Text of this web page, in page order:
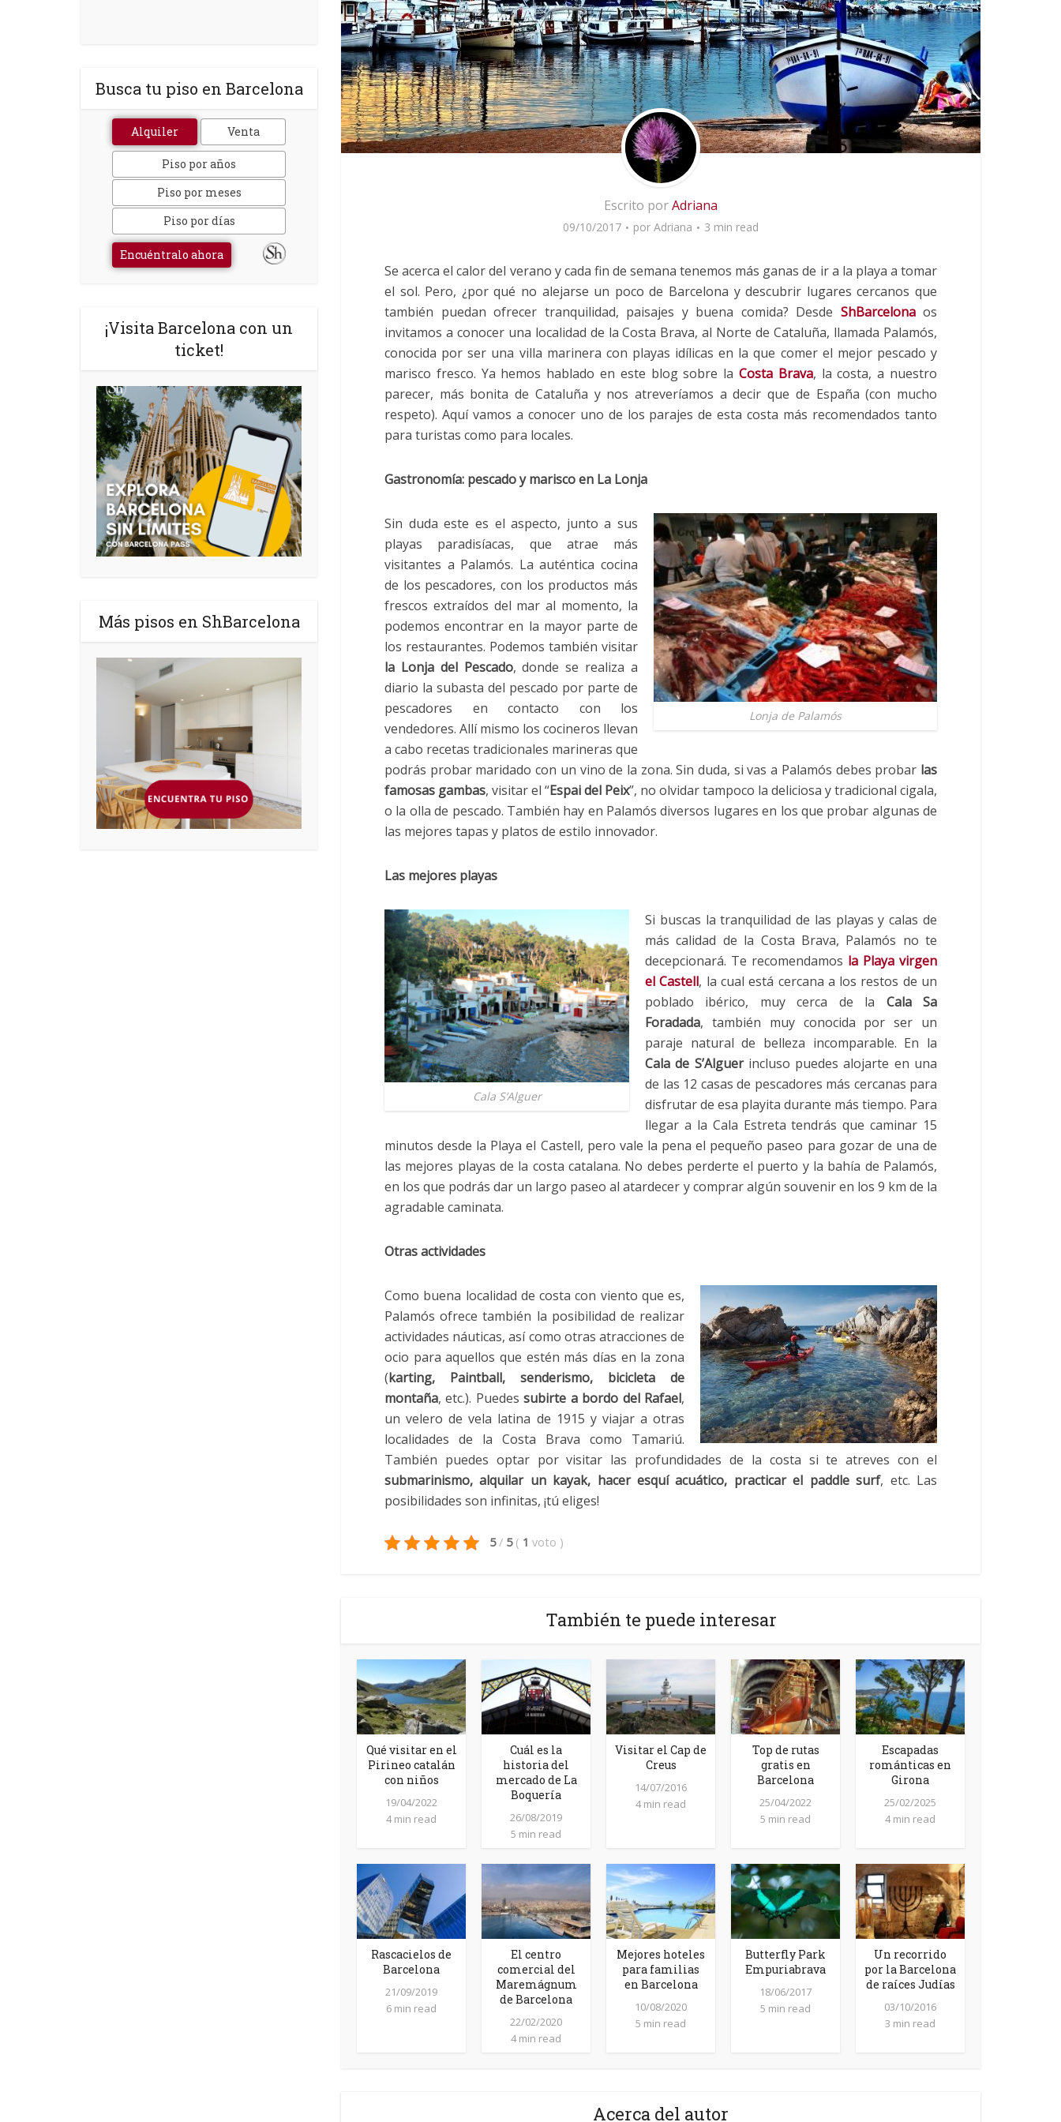
Busca tu piso en Barcelona
Alquiler Venta
Piso por años
Piso por meses
Piso por días
Encuéntralo ahora
¡Visita Barcelona con un
ticket!
Más pisos en ShBarcelona
Escrito porAdriana
09/10/2017 por Adriana 3 min read
Se acerca el calor del verano y cada fin de semana tenemos más ganas de ir a la playa a tomar
el sol. Pero, ¿por qué no alejarse un poco de Barcelona y descubrir lugares cercanos que
también puedan ofrecer tranquilidad, paisajes y buena comida? Desde ShBarcelonaos
invitamos a conocer una localidad de la Costa Brava, al Norte de Cataluña, llamada Palamós,
conocida por ser una villa marinera con playas idílicas en la que comer el mejor pescado y
marisco fresco. Ya hemos hablado en este blog sobre la Costa Brava, la costa, a nuestro
parecer, más bonita de Cataluña y nos atreveríamos a decir que de España (con mucho
respeto). Aquí vamos a conocer uno de los parajes de esta costa más recomendados tanto
para turistas como para locales.
Gastronomía: pescado y marisco en La Lonja
Lonja de Palamós
Sin duda este es el aspecto, junto a sus
playas paradisíacas, que atrae más
visitantes a Palamós. La auténtica cocina
de los pescadores, con los productos más
frescos extraídos del mar al momento, la
podemos encontrar en la mayor parte de
los restaurantes. Podemos también visitar
la Lonja del Pescado, donde se realiza a
diario la subasta del pescado por parte de
pescadores en contacto con los
vendedores. Allí mismo los cocineros llevan
a cabo recetas tradicionales marineras que
podrás probar maridado con un vino de la zona. Sin duda, si vas a Palamós debes probar las
famosas gambas, visitar el “Espai del Peix”, no olvidar tampoco la deliciosa y tradicional cigala,
o la olla de pescado. También hay en Palamós diversos lugares en los que probar algunas de
las mejores tapas y platos de estilo innovador.
Las mejores playas
Cala S’Alguer
Si buscas la tranquilidad de las playas y calas de
más calidad de la Costa Brava, Palamós no te
decepcionará. Te recomendamos la Playa virgen
el Castell, la cual está cercana a los restos de un
poblado ibérico, muy cerca de la Cala Sa
Foradada, también muy conocida por ser un
paraje natural de belleza incomparable. En la
Cala de S’Alguerincluso puedes alojarte en una
de las 12 casas de pescadores más cercanas para
disfrutar de esa playita durante más tiempo. Para
llegar a la Cala Estreta tendrás que caminar 15
minutos desde la Playa el Castell, pero vale la pena el pequeño paseo para gozar de una de
las mejores playas de la costa catalana. No debes perderte el puerto y la bahía de Palamós,
en los que podrás dar un largo paseo al atardecer y comprar algún souvenir en los 9 km de la
agradable caminata.
Otras actividades
Como buena localidad de costa con viento que es,
Palamós ofrece también la posibilidad de realizar
actividades náuticas, así como otras atracciones de
ocio para aquellos que estén más días en la zona
(karting, Paintball, senderismo, bicicleta de
montaña, etc.). Puedessubirte a bordo del Rafael,
un velero de vela latina de 1915 y viajar a otras
localidades de la Costa Brava como Tamariú.
También puedes optar por visitar las profundidades de la costa si te atreves con el
submarinismo, alquilar un kayak, hacer esquí acuático, practicar el paddle surf, etc. Las
posibilidades son infinitas, ¡tú eliges!
5 / 5 ( 1 voto )
También te puede interesar
Qué visitar en el
Pirineo catalán
con niños
19/04/2022
4 min read
Cuál es la
historia del
mercado de La
Boquería
26/08/2019
5 min read
Visitar el Cap de
Creus
14/07/2016
4 min read
Top de rutas
gratis en
Barcelona
25/04/2022
5 min read
Escapadas
románticas en
Girona
25/02/2025
4 min read
Rascacielos de
Barcelona
21/09/2019
6 min read
El centro
comercial del
Maremágnum
de Barcelona
22/02/2020
4 min read
Mejores hoteles
para familias
en Barcelona
10/08/2020
5 min read
Butterfly Park
Empuriabrava
18/06/2017
5 min read
Un recorrido
por la Barcelona
de raíces Judías
03/10/2016
3 min read
Acerca del autor